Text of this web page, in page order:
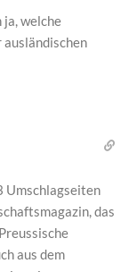
ja, welche
ausländischen
Umschlagseiten
das
aus dem